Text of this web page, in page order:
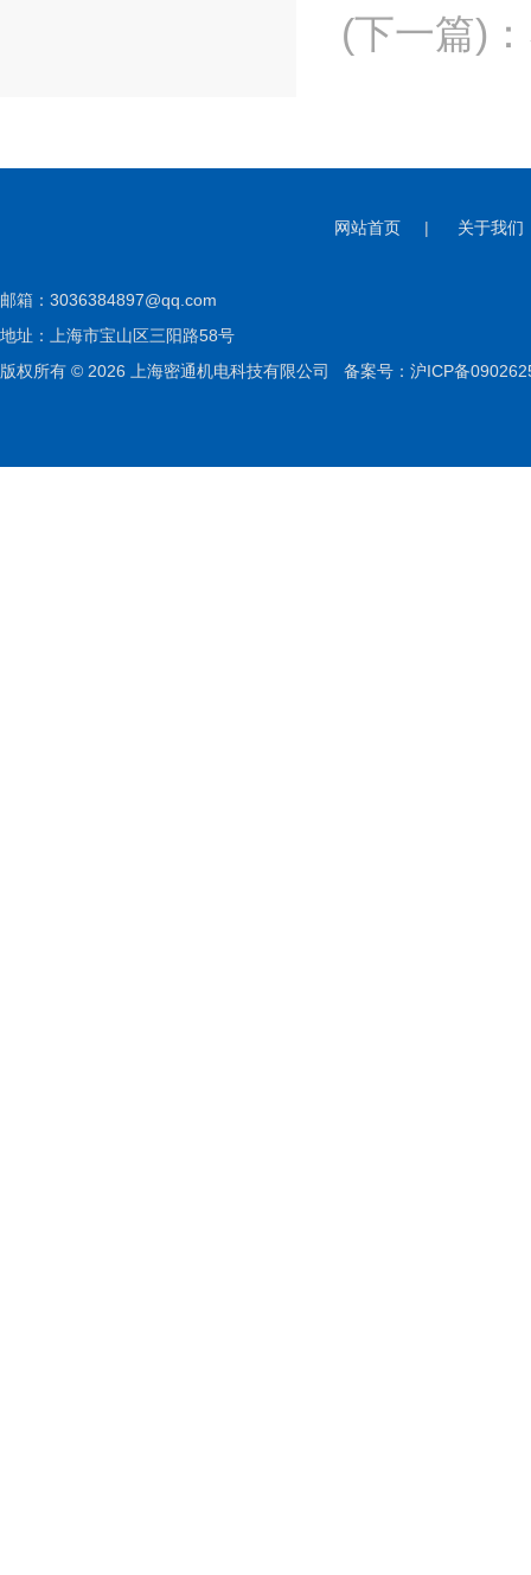
(下一篇) ：
网站首页 | 关于我们
邮箱： 3036384897@qq.com
地址：上海市宝山区三阳路58号
版权所有 © 2026 上海密通机电科技有限公司 备案号：沪ICP备